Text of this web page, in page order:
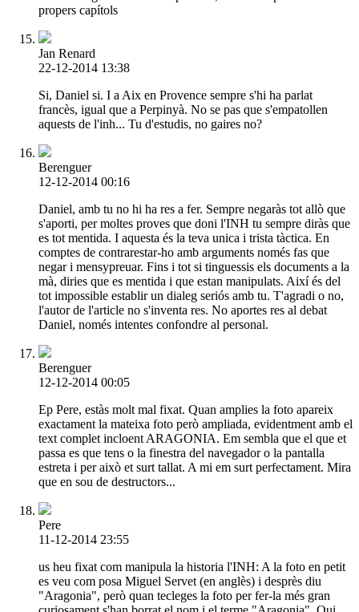
propers capítols
Jan Renard
22-12-2014 13:38
Si, Daniel si. I a Aix en Provence sempre s'hi ha parlat
francès, igual que a Perpinyà. No se pas que s'empatollen
aquests de l'inh... Tu d'estudis, no gaires no?
Berenguer
12-12-2014 00:16
Daniel, amb tu no hi ha res a fer. Sempre negaràs tot allò que
s'aporti, per moltes proves que doni l'INH tu sempre diràs que
es tot mentida. I aquesta és la teva unica i trista tàctica. En
comptes de contrarestar-ho amb arguments només fas que
negar i mensypreuar. Fins i tot si tinguessis els documents a la
mà, diries que es mentida i que estan manipulats. Així és del
tot impossible establir un dialeg seriós amb tu. T'agradi o no,
l'autor de l'article no s'inventa res. No aportes res al debat
Daniel, només intentes confondre al personal.
Berenguer
12-12-2014 00:05
Ep Pere, estàs molt mal fixat. Quan amplies la foto apareix
exactament la mateixa foto però ampliada, evidentment amb el
text complet incloent ARAGONIA. Em sembla que el que et
passa es que tens o la finestra del navegador o la pantalla
estreta i per això et surt tallat. A mi em surt perfectament. Mira
que en sou de destructors...
Pere
11-12-2014 23:55
us heu fixat com manipula la historia l'INH: A la foto en petit
es veu com posa Miguel Servet (en anglès) i desprès diu
"Aragonia", però quan tecleges la foto per fer-la més gran